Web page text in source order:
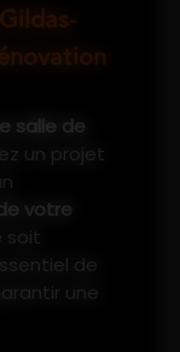
salle de
un projet
votre
soit
de
une